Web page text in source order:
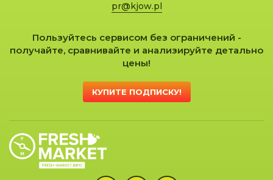
pr@kjow.pl
Пользуйтесь сервисом без ограничений -
получайте, сравнивайте и анализируйте детально
цены!
КУПИТЕ ПОДПИСКУ!